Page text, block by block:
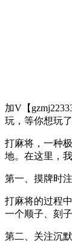
加V【
玩，等你想玩
打麻将，一种
地。在这里，
第一、摸牌时
打麻将的过程
一个顺子、刻
第二、关注沉